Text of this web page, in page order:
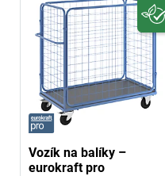
Vozík na balíky –
eurokraft pro